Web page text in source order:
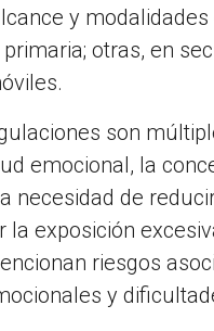
y
otras, en
son
emocional, la
necesidad de
exposición
riesgos
y